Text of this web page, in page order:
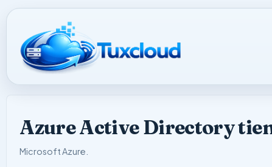
Azure Active Directory
Microsoft Azure